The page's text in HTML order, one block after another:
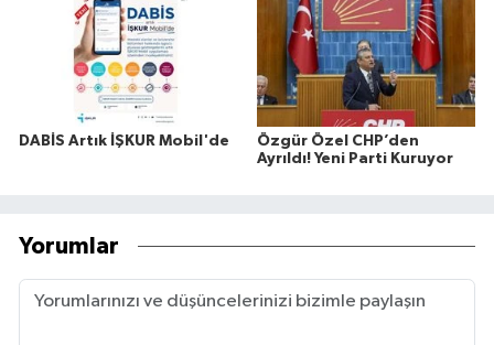
DABİS Artık İŞKUR Mobil'de
Özgür Özel CHP’den
Ayrıldı! Yeni Parti Kuruyor
Yorumlar